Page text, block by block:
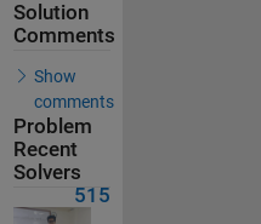
Solution
Comments
Show
comments
Problem
Recent
Solvers
515